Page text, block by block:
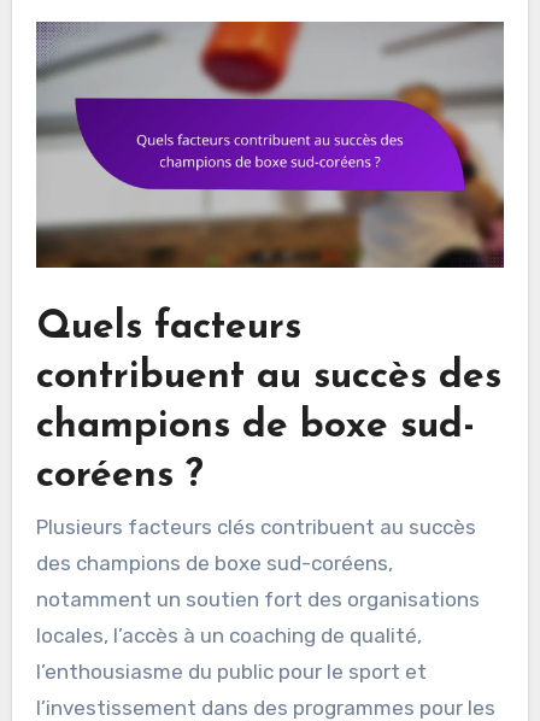
Quels facteurs
contribuent au succès des
champions de boxe sud-
coréens ?
Plusieurs facteurs clés contribuent au succès
des champions de boxe sud-coréens,
notamment un soutien fort des organisations
locales, l’accès à un coaching de qualité,
l’enthousiasme du public pour le sport et
l’investissement dans des programmes pour les